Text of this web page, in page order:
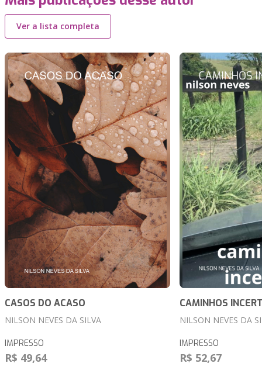
Ver a lista completa
CASOS DO ACASO
NILSON NEVES DA SILVA
IMPRESSO
R$ 49,64
CAMINHOS
NILSON NEVES DA
IMPRESSO
R$ 52,67